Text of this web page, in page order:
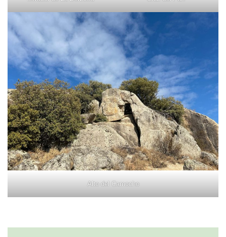
Alto del Camocho